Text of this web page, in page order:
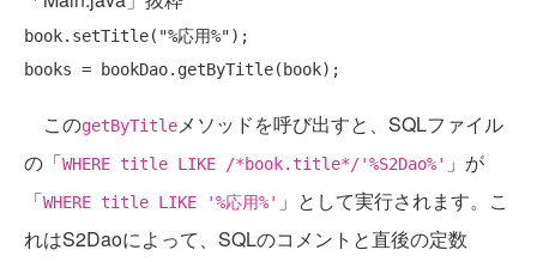
book.setTitle( "%応用%");
このgetByTitleメソッドを呼び出すと、SQLファイル
の「WHERE title LIKE /*book.title*/'%S2Dao%' 」が
「WHERE title LIKE '%応用%' 」として実行されます。こ
れはS2Daoによって、SQLのコメントと直後の定数